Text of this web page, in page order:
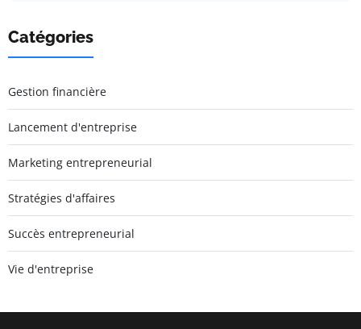
Catégories
Gestion financière
Lancement d'entreprise
Marketing entrepreneurial
Stratégies d'affaires
Succès entrepreneurial
Vie d'entreprise